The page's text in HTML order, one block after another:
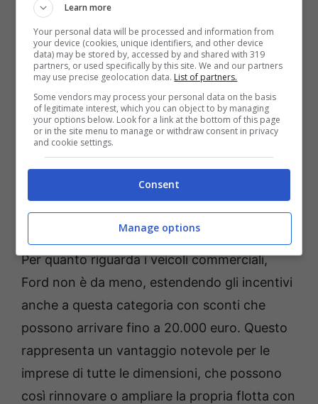
Courier, tutti caratterizzati da un’ottima
efficienza e prestazioni affidabili.Un aspetto
particolarmente interessante di questa
iniziativa è la mancanza di restrizioni severe,
come quelle relative alla residenza o al
reddito, spesso presenti in altri programmi di
incentivi. Ciò significa che un numero
maggiore di consumatori può beneficiare di
Ford particolarmente inclusiva.
Per quanto riguarda i veicoli commerciali,
Ford non è da meno, estendendo gli incentivi
anche a questa categoria con sconti che
possono arrivare fino a 20.000 euro. Questo
rappresenta un vantaggio notevole per le
imprese di tutte le dimensioni, che possono
così rinnovare o ampliare la propria flotta con
Learn more
Your personal data will be processed and information from
your device (cookies, unique identifiers, and other device
data) may be stored by, accessed by and shared with 319
partners, or used specifically by this site. We and our partners
may use precise geolocation data. List of partners.
Some vendors may process your personal data on the basis
of legitimate interest, which you can object to by managing
your options below. Look for a link at the bottom of this page
or in the site menu to manage or withdraw consent in privacy
and cookie settings.
Consent
Manage options